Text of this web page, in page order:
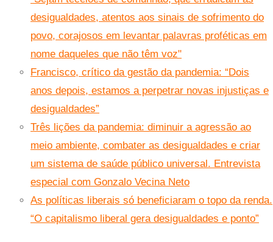
desigualdades, atentos aos sinais de sofrimento do
povo, corajosos em levantar palavras proféticas em
nome daqueles que não têm voz"
Francisco, crítico da gestão da pandemia: “Dois
anos depois, estamos a perpetrar novas injustiças e
desigualdades”
Três lições da pandemia: diminuir a agressão ao
meio ambiente, combater as desigualdades e criar
um sistema de saúde público universal. Entrevista
especial com Gonzalo Vecina Neto
As políticas liberais só beneficiaram o topo da renda.
“O capitalismo liberal gera desigualdades e ponto”